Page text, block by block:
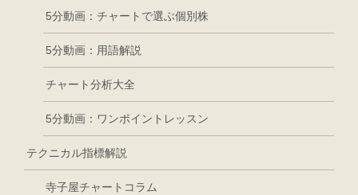
5分動画：チャートで選ぶ個別株
5分動画：用語解説
チャート分析大全
5分動画：ワンポイントレッスン
テクニカル指標解説
寺子屋チャートコラム